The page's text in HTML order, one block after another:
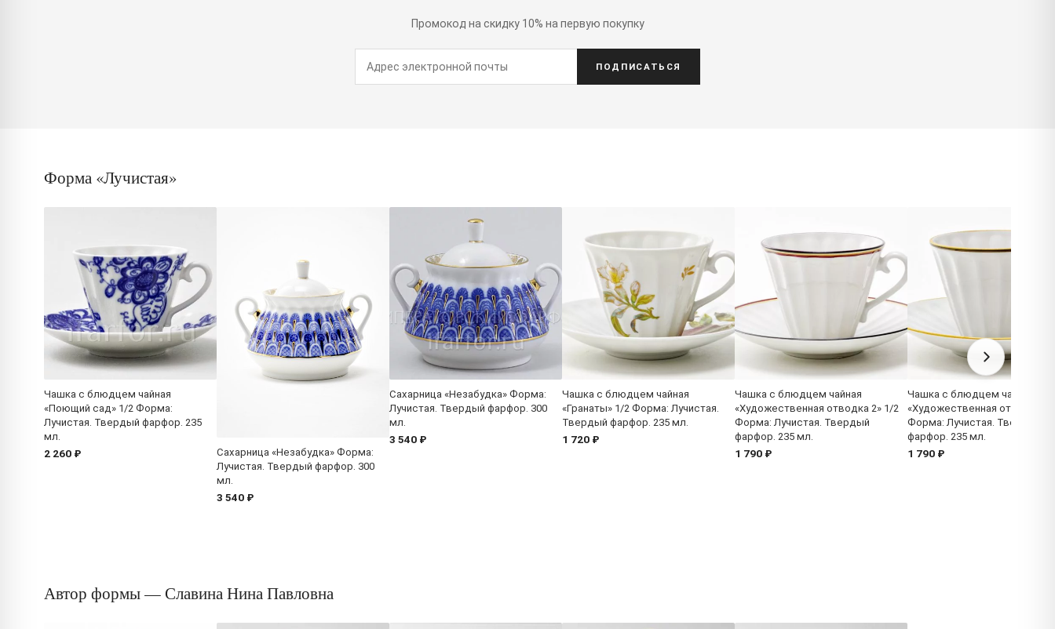
Промокод на скидку 10% на первую покупку
ПОДПИСАТЬСЯ
Форма «Лучистая»
Чашка с блюдцем чайная
«Поющий сад» 1/2 Форма:
Лучистая. Твердый фарфор. 235
мл.
2 260 ₽
Сахарница «Незабудка» Форма:
Лучистая. Твердый фарфор. 300
мл.
3 540 ₽
Сахарница «Незабудка» Форма:
Лучистая. Твердый фарфор. 300
мл.
3 540 ₽
Чашка с блюдцем чайная
«Гранаты» 1/2 Форма: Лучистая.
Твердый фарфор. 235 мл.
1 720 ₽
Чашка с блюдцем чайная
«Художественная отводка 2» 1/2
Форма: Лучистая. Твердый
фарфор. 235 мл.
1 790 ₽
Чашка с блюдцем чайная
«Художественная отводка
Форма: Лучистая. Твердый
фарфор. 235 мл.
1 790 ₽
Автор формы — Славина Нина Павловна